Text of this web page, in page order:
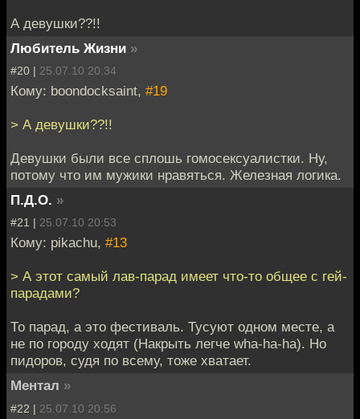
А девушки??!!
Любитель Жизни »
#20 | 25.07.10 20:34
Кому: boondocksaint, #19
> А девушки??!!
Девушки были все сплошь гомосексуалистки. Ну,
потому что им мужики нравяться. Железная логика.
П.Д.О. »
#21 | 25.07.10 20:53
Кому: pikachu, #13
> А этот самый лав-парад имеет что-то общее с гей-
парадами?
То парад, а это фестиваль. Тусуют одном месте, а
не по городу ходят (Накрыть легче wha-ha-ha). Но
пидоров, судя по всему, тоже хватает.
Ментал »
#22 | 25.07.10 20:56